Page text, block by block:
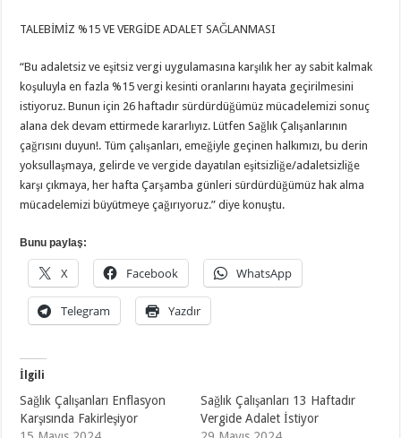
TALEBİMİZ %15 VE VERGİDE ADALET SAĞLANMASI
“Bu adaletsiz ve eşitsiz vergi uygulamasına karşılık her ay sabit kalmak
koşuluyla en fazla %15 vergi kesinti oranlarını hayata geçirilmesini
istiyoruz. Bunun için 26 haftadır sürdürdüğümüz mücadelemizi sonuç
alana dek devam ettirmede kararlıyız. Lütfen Sağlık Çalışanlarının
çağrısını duyun!. Tüm çalışanları, emeğiyle geçinen halkımızı, bu derin
yoksullaşmaya, gelirde ve vergide dayatılan eşitsizliğe/adaletsizliğe
karşı çıkmaya, her hafta Çarşamba günleri sürdürdüğümüz hak alma
mücadelemizi büyütmeye çağırıyoruz.” diye konuştu.
Bunu paylaş:
X Facebook WhatsApp
Telegram Yazdır
İlgili
Sağlık Çalışanları Enflasyon
Karşısında Fakirleşiyor
Sağlık Çalışanları 13 Haftadır
Vergide Adalet İstiyor